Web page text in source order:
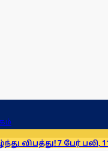
பேர் பலி, 11 பேர் காயம்!